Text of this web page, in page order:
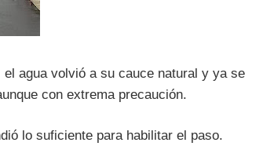
agua volvió a su cauce natural y ya se
con extrema precaución.
lo suficiente para habilitar el paso.